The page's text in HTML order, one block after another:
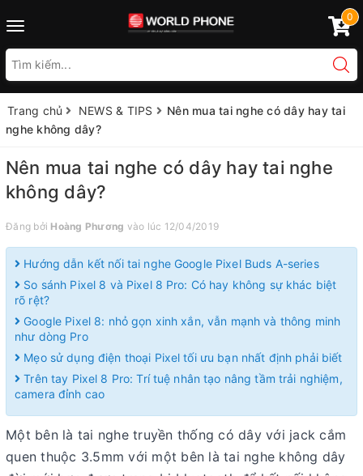
Toggle
0
Trang chủ NEWS & TIPS
Nên mua tai nghe có dây hay tai
nghe không dây?
Nên mua tai nghe có dây hay tai nghe
không dây?
Đăng bởi Hoàng Phương vào lúc 12/04/2019
Hướng dẫn kết nối tai nghe Google Pixel Buds A-series
So sánh Pixel 8 và Pixel 8 Pro: Có hay không sự khác biệt
rõ rệt?
Google Pixel 8: nhỏ gọn xinh xắn, vẫn mạnh và thông minh
như dòng Pro
Mẹo sử dụng điện thoại Pixel tối ưu bạn nhất định phải biết
Trên tay Pixel 8 Pro: Trí tuệ nhân tạo nâng tầm trải nghiệm,
camera đỉnh cao
Một bên là tai nghe truyền thống có dây với jack cắm
quen thuộc 3.5mm với một bên là tai nghe không dây